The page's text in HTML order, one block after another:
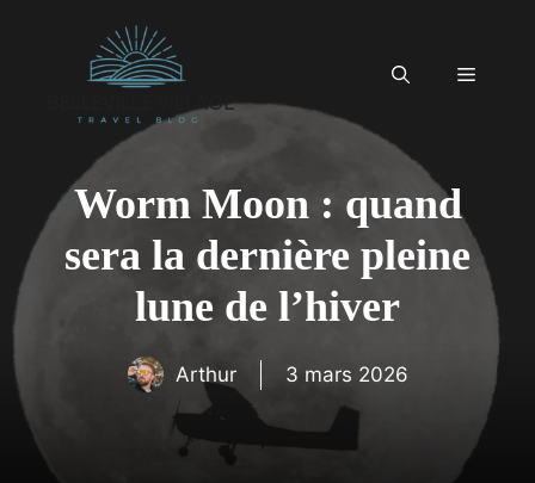
Menu
Worm Moon : quand
sera la dernière pleine
lune de l’hiver
Arthur 3 mars 2026